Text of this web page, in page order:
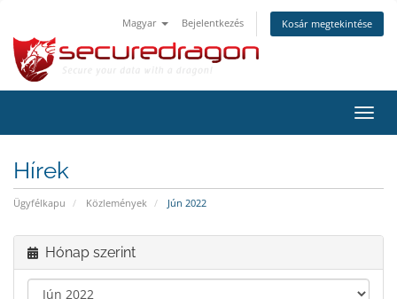
Magyar Bejelentkezés Kosár megtekintése
a
Hírek
Ügyfélkapu Közlemények Jún 2022
Hónap szerint